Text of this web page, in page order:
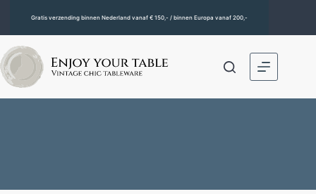
Gratis verzending binnen Nederland vanaf € 150,- / binnen Europa vanaf 200,-